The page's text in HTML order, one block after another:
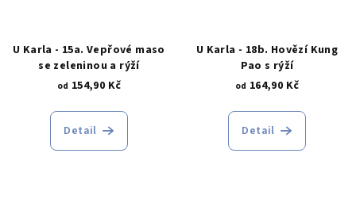
U Karla - 15a. Vepřové maso
se zeleninou a rýží
od 154,90 Kč
Detail
U Karla - 18b. Hovězí Kung
Pao s rýží
od 164,90 Kč
Detail